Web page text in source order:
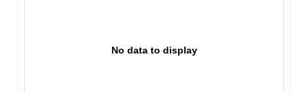
No data to display